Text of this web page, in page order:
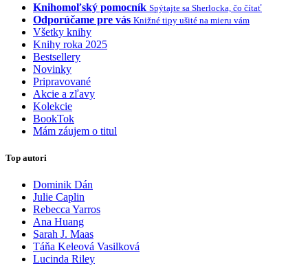
Knihomoľský pomocník Spýtajte sa Sherlocka, čo čítať
Odporúčame pre vás Knižné tipy ušité na mieru vám
Všetky knihy
Knihy roka 2025
Bestsellery
Novinky
Pripravované
Akcie a zľavy
Kolekcie
BookTok
Mám záujem o titul
Top autori
Dominik Dán
Julie Caplin
Rebecca Yarros
Ana Huang
Sarah J. Maas
Táňa Keleová Vasilková
Lucinda Riley